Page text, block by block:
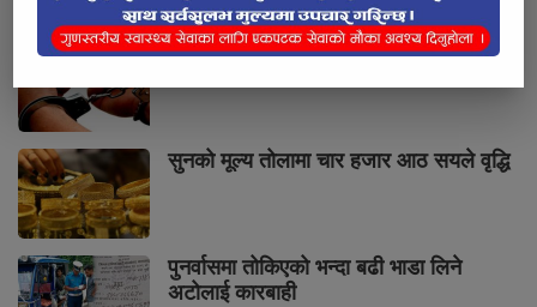
पुनर्वासबाट लागुऔषधसहित चार जना पक्राउ
सुनको मूल्य तोलामा चार हजार आठ सयले वृद्धि
पुनर्वासमा तोकिएको भन्दा बढी भाडा लिने
अटोलाई कारबाही